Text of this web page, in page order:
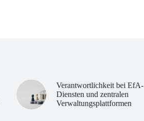
Verantwortlichkeit bei EfA-
Diensten und zentralen
Verwaltungsplattformen